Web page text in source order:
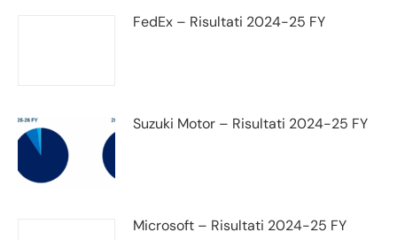
FedEx – Risultati 2024-25 FY
Suzuki Motor – Risultati 2024-25 FY
Microsoft – Risultati 2024-25 FY